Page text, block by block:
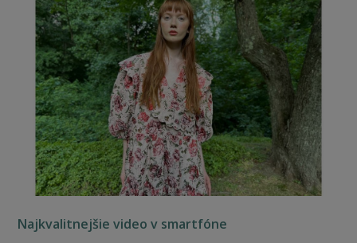
Najkvalitnejšie video v smartfóne